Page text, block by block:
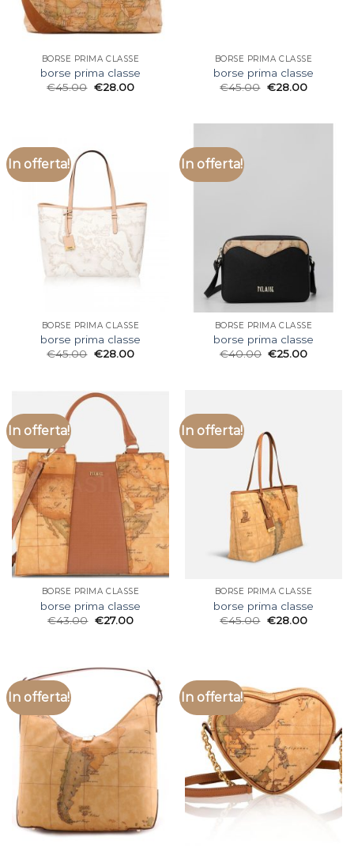
BORSE PRIMA CLASSE
borse prima classe
€45.00 €28.00
BORSE PRIMA CLASSE
borse prima classe
€45.00 €28.00
In offerta!
BORSE PRIMA CLASSE
borse prima classe
€45.00 €28.00
In offerta!
BORSE PRIMA CLASSE
borse prima classe
€40.00 €25.00
In offerta!
BORSE PRIMA CLASSE
borse prima classe
€43.00 €27.00
In offerta!
BORSE PRIMA CLASSE
borse prima classe
€45.00 €28.00
In offerta! In offerta!